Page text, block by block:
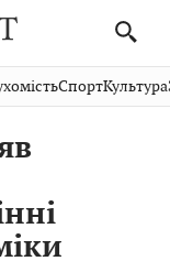
СловкоКультура
Спорт
СпортКультура